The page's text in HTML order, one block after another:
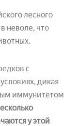
лесного
неволе, что
с
дикая
иммунитетом
у этой